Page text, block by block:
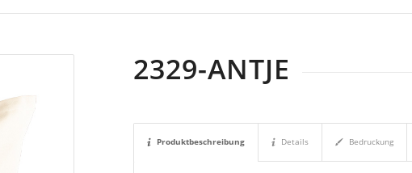
2329-ANTJE
Produktbeschreibung Details Bedruckung